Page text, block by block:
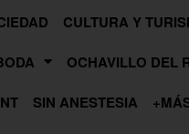
CULTURA Y
OCHAVILLO DEL
SIN ANESTESIA